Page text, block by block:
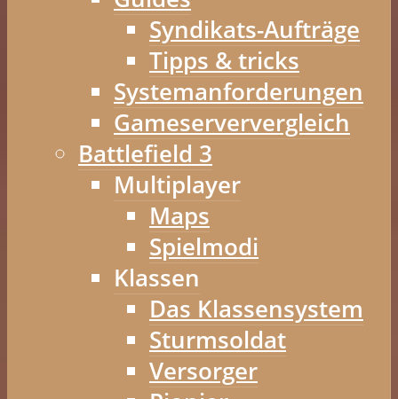
Syndikats-Aufträge
Tipps & tricks
Systemanforderungen
Gameserververgleich
Battlefield 3
Multiplayer
Maps
Spielmodi
Klassen
Das Klassensystem
Sturmsoldat
Versorger